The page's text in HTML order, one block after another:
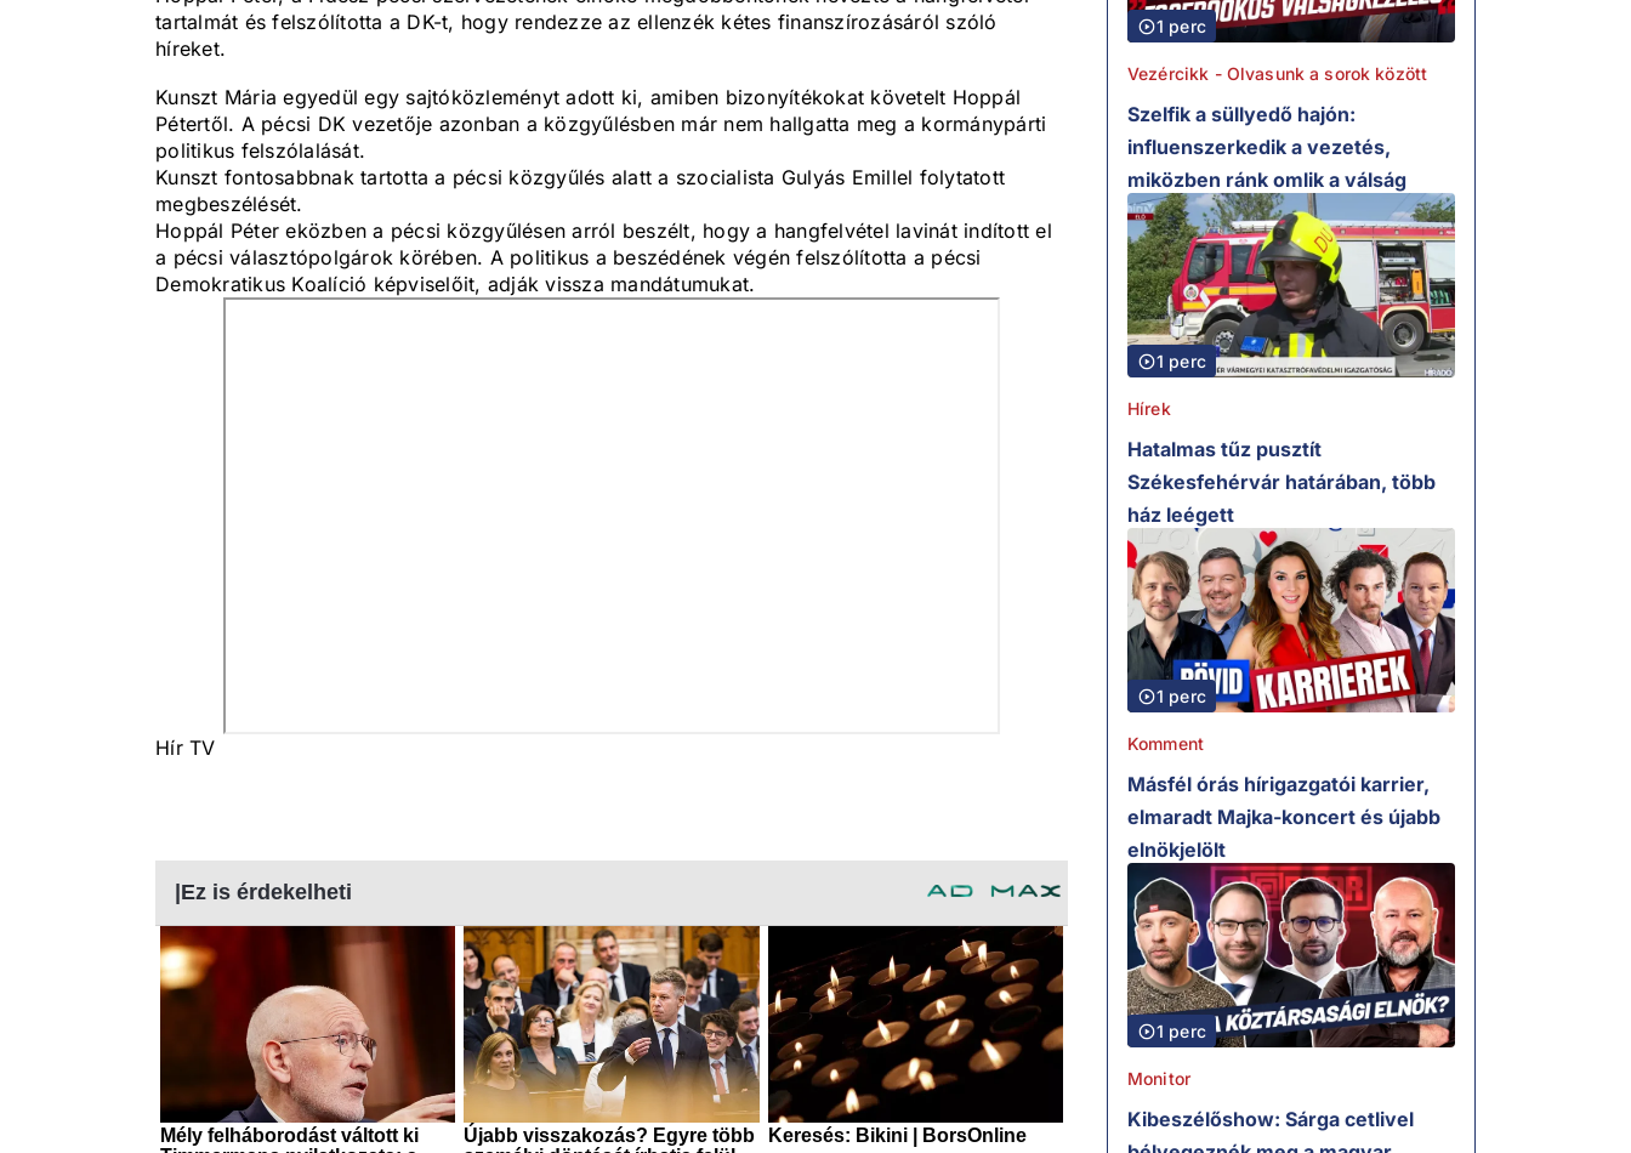
tartalmát és felszólította a DK-t, hogy rendezze az ellenzék kétes finanszírozásáról szóló
híreket.
Kunszt Mária egyedül egy sajtóközleményt adott ki, amiben bizonyítékokat követelt Hoppál
Pétertől. A pécsi DK vezetője azonban a közgyűlésben már nem hallgatta meg a kormánypárti
politikus felszólalását.
Kunszt fontosabbnak tartotta a pécsi közgyűlés alatt a szocialista Gulyás Emillel folytatott
megbeszélését.
Hoppál Péter eközben a pécsi közgyűlésen arról beszélt, hogy a hangfelvétel lavinát indított el
a pécsi választópolgárok körében. A politikus a beszédének végén felszólította a pécsi
Demokratikus Koalíció képviselőit, adják vissza mandátumukat.
Hír TV
1 perc
Vezércikk - Olvasunk a sorok között
Szelfik a süllyedő hajón:
influenszerkedik a vezetés,
miközben ránk omlik a válság
1 perc
Hírek
Hatalmas tűz pusztít
Székesfehérvár határában, több
ház leégett
1 perc
Komment
Másfél órás hírigazgatói karrier,
elmaradt Majka-koncert és újabb
elnökjelölt
1 perc
Monitor
Kibeszélőshow: Sárga cetlivel